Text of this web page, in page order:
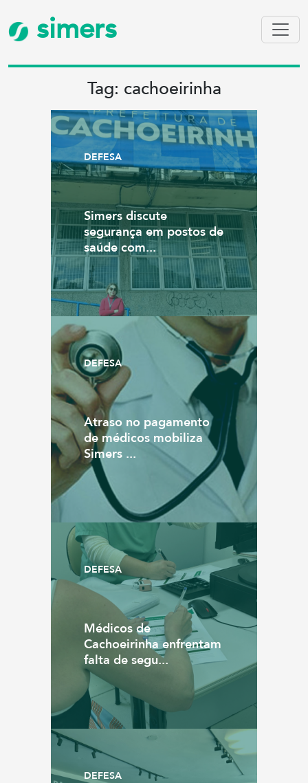
simers
Tag: cachoeirinha
DEFESA
Simers discute
segurança em postos de
saúde com...
DEFESA
Atraso no pagamento
de médicos mobiliza
Simers ...
DEFESA
Médicos de
Cachoeirinha enfrentam
falta de segu...
DEFESA